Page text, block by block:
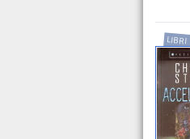
LIBRI